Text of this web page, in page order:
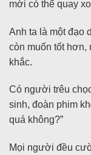
mới có thể quay
Anh ta là một đạo
còn muốn tốt hơn,
khắc.
Có người trêu
sinh, đoàn phim
quá không?”
Mọi người đều